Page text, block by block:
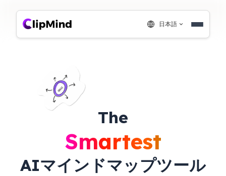
日本語
The
Smartest
AIマインドマップツール